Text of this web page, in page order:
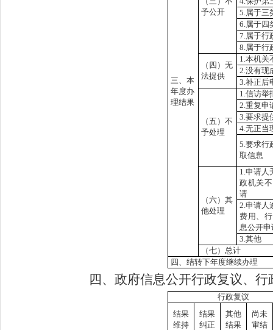
三、本
年度办
理结果
予公开
5.属于三
6.属于四
7.属于行
8.属于行
（四）无
法提供
1.本机关
2.没有现
3.补正后
（五）不
予处理
1.信访举
2.重复申
3.要求提
4.无正当
5.要求行
取信息
（六）其
他处理
1.申请人
政机关
请
2.申请人
费用、
息公开申
3.其他
（七）总计
四、结转下年度继续办理
四、政府信息公开行政复议、行
行政复议
结果
维持
结果
纠正
其他
结果
尚未
审结